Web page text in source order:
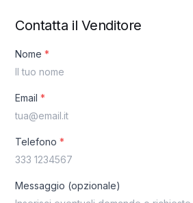
Contatta il Venditore
Nome *
Email *
Telefono *
Messaggio (opzionale)